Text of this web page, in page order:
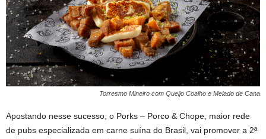
Torresmo Mineiro com Queijo Coalho e Melado de Cana
Apostando nesse sucesso, o Porks – Porco & Chope, maior rede
de pubs especializada em carne suína do Brasil, vai promover a 2ª